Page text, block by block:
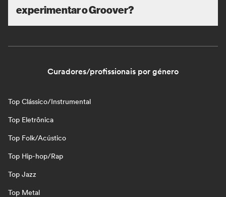
experimentar o Groover?
Curadores/profissionais por género
Top Clássico/Instrumental
Top Eletrônica
Top Folk/Acústico
Top Hip-hop/Rap
Top Jazz
Top Metal